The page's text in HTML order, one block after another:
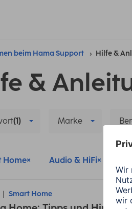
beim Hama Support Hilfe &
&
(1) Marke
Home Audio & HiFi
Smart Home